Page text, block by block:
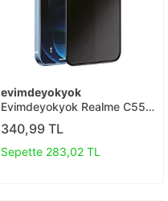
evimdeyokyok
Evimdeyokyok Realme C55
3d Antistatik Hayalet Cam
Ekran Koruyucu T20
340,99 TL
Sepette 283,02 TL